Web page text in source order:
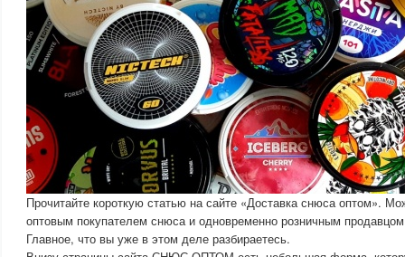
Прочитайте короткую статью на сайте «Доставка снюса оптом».
оптовым покупателем снюса и одновременно розничным
Главное, что вы уже в этом деле разбираетесь.